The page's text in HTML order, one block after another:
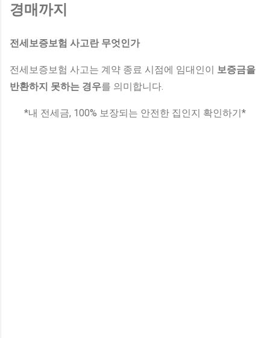
경매까지
전세보증보험 사고란 무엇인가
전세보증보험 사고는 계약 종료 시점에 임대인이 보증금을
반환하지 못하는 경우를 의미합니다.
*내 전세금, 100% 보장되는 안전한 집인지 확인하기*